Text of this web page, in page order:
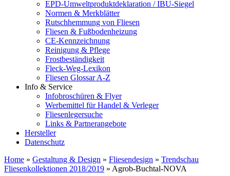
EPD-Umweltproduktdeklaration / IBU-Siegel
Normen & Merkblätter
Rutschhemmung von Fliesen
Fliesen & Fußbodenheizung
CE-Kennzeichnung
Reinigung & Pflege
Frostbeständigkeit
Fleck-Weg-Lexikon
Fliesen Glossar A-Z
Info & Service
Infobroschüren & Flyer
Werbemittel für Handel & Verleger
Fliesenlegersuche
Links & Partnerangebote
Hersteller
Datenschutz
Home » Gestaltung & Design » Fliesendesign » Trendschau
Fliesenkollektionen 2018/2019 » Agrob-Buchtal-NOVA